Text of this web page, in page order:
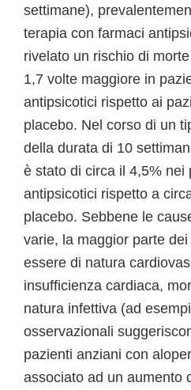
settimane),
terapia con farmaci
rivelato un rischio di
1,7 volte maggiore in
antipsicotici rispetto ai
placebo. Nel corso di un
della durata di 10
è stato di circa il 4,5% nei
antipsicotici rispetto a
placebo. Sebbene le
varie, la maggior parte
essere di natura
insufficienza cardiaca,
natura infettiva (ad
osservazionali
pazienti anziani con
associato ad un aumento